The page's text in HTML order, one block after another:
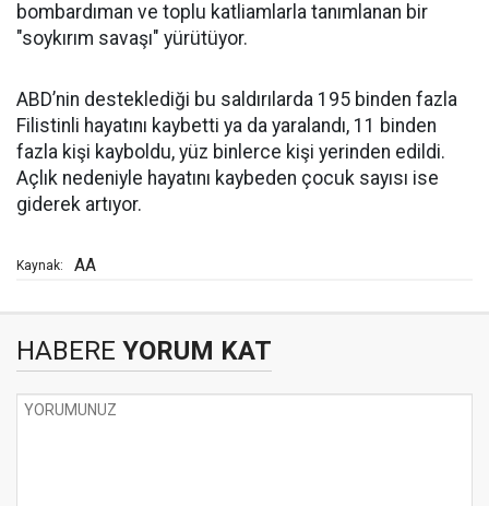
bombardıman ve toplu katliamlarla tanımlanan bir
"soykırım savaşı" yürütüyor.
ABD’nin desteklediği bu saldırılarda 195 binden fazla
Filistinli hayatını kaybetti ya da yaralandı, 11 binden
fazla kişi kayboldu, yüz binlerce kişi yerinden edildi.
Açlık nedeniyle hayatını kaybeden çocuk sayısı ise
giderek artıyor.
Kaynak: AA
HABERE YORUM KAT